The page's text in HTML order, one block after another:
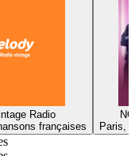
Radio
françaises
Paris,